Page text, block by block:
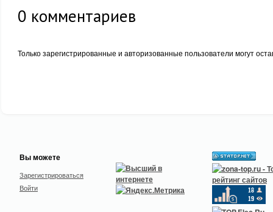
0 комментариев
Только зарегистрированные и авторизованные пользователи могут
Вы можете
Зарегистрироваться
Войти